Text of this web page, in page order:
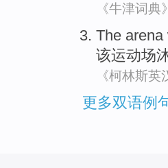
《牛津词典》
The arena
该运动场
《柯林斯英
更多双语例